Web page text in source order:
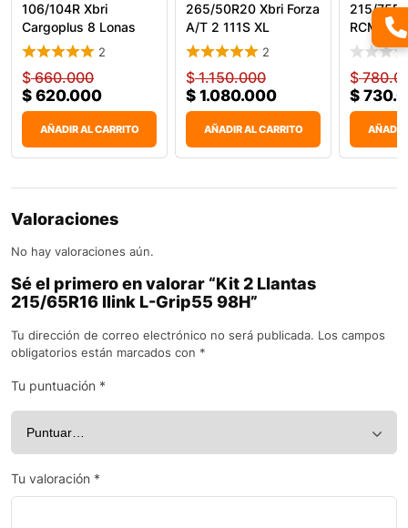
106/104R Xbri
Cargoplus 8 Lonas
Car
2
$660.000
$ 620.000
AÑADIR AL CARRITO
265/50R20 Xbri Forza
A/T 2 111S XL
Todoterr
2
$1.150.000
$ 1.080.000
AÑADIR AL CARRITO
215/
RCM-
$
$
AÑADIR
Valoraciones
No hay valoraciones aún.
Sé el primero en valorar “Kit 2 Llantas
215/65R16 Ilink L-Grip55 98H”
Tu dirección de correo electrónico no será publicada. Los campos
obligatorios están marcados con *
Tu puntuación *
Tu valoración *